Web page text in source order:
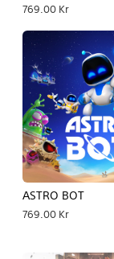
769.00 Kr
ASTRO BOT
769.00 Kr